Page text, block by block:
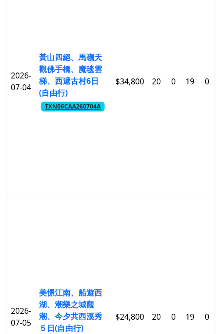
2026-
07-04
黃山四絕、馬嶺天
觀佛手橋、魔毯雲
梯、西遞古村6日
(自由行)
TXN06CAA260704A
$34,800 20 0 19 0
2026-
07-05
美憬江南、船遊西
湖、潮樂之城觀
潮、今夕共西溪秀
５日(自由行)
$24,800 20 0 19 0